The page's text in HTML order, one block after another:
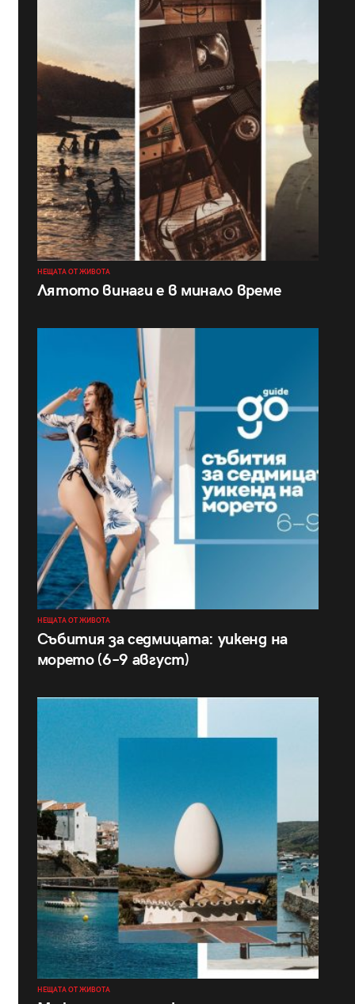
НЕЩАТА ОТ ЖИВОТА
Лятото винаги е в минало време
НЕЩАТА ОТ ЖИВОТА
Събития за седмицата: уикенд на
морето (6–9 август)
НЕЩАТА ОТ ЖИВОТА